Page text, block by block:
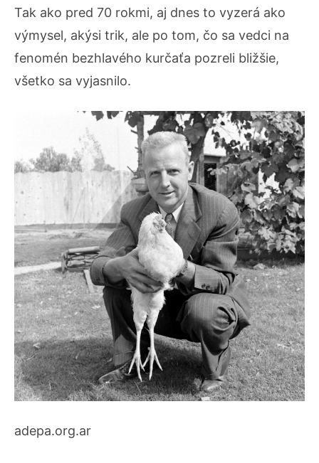
Tak ako pred 70 rokmi, aj dnes to vyzerá ako
výmysel, akýsi trik, ale po tom, čo sa vedci na
fenomén bezhlavého kurčaťa pozreli bližšie,
všetko sa vyjasnilo.
adepa.org.ar